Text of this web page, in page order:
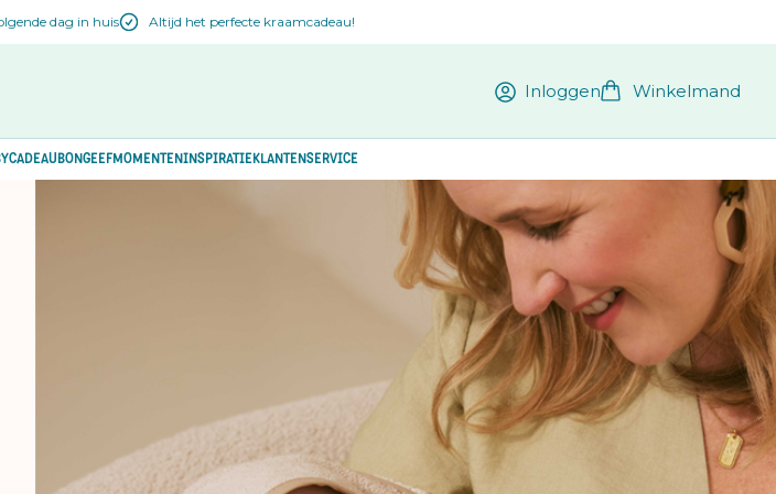
dag in huis Altijd het perfecte kraamcadeau!
Inloggen Winkelmand
GEEFMOMENTENINSPIRATIEKLANTENSERVICE